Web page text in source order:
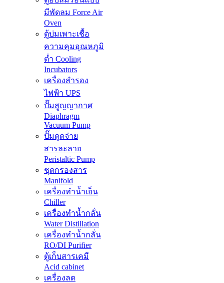
มีพัดลม Force Air
Oven
ตู้บ่มเพาะเชื้อ
ความคุมอุณหภูมิ
ต่ำ Cooling
Incubators
เครื่องสำรอง
ไฟฟ้า UPS
ปั๊มสูญญากาศ
Diaphragm
Vacuum Pump
ปั๊มดูดจ่าย
สารละลาย
Peristaltic Pump
ชุดกรองสาร
Manifold
เครื่องทำน้ำเย็น
Chiller
เครื่องทำน้ำกลั่น
Water Distillation
เครื่องทำน้ำกลั่น
RO/DI Purifier
ตู้เก็บสารเคมี
Acid cabinet
เครื่องลด